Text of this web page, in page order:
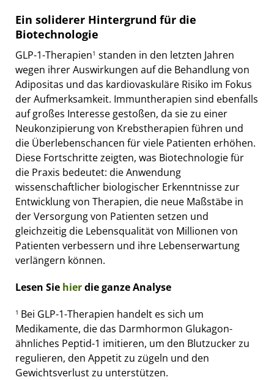
Ein soliderer Hintergrund für die
Biotechnologie
GLP-1-Therapien1 standen in den letzten Jahren
wegen ihrer Auswirkungen auf die Behandlung von
Adipositas und das kardiovaskuläre Risiko im Fokus
der Aufmerksamkeit. Immuntherapien sind ebenfalls
auf großes Interesse gestoßen, da sie zu einer
Neukonzipierung von Krebstherapien führen und
die Überlebenschancen für viele Patienten erhöhen.
Diese Fortschritte zeigten, was Biotechnologie für
die Praxis bedeutet: die Anwendung
wissenschaftlicher biologischer Erkenntnisse zur
Entwicklung von Therapien, die neue Maßstäbe in
der Versorgung von Patienten setzen und
gleichzeitig die Lebensqualität von Millionen von
Patienten verbessern und ihre Lebenserwartung
verlängern können.
Lesen Sie hierdie ganze Analyse
1 Bei GLP-1-Therapien handelt es sich um
Medikamente, die das Darmhormon Glukagon-
ähnliches Peptid-1 imitieren, um den Blutzucker zu
regulieren, den Appetit zu zügeln und den
Gewichtsverlust zu unterstützen.